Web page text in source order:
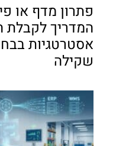
פתרון מדף או
המדריך לקבלת
אסטרטגיות
שקילה